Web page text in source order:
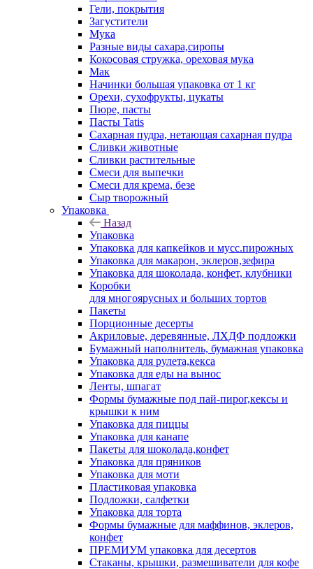
Гели, покрытия
Загустители
Мука
Разные виды сахара,сиропы
Кокосовая стружка, ореховая мука
Мак
Начинки большая упаковка от 1 кг
Орехи, сухофрукты, цукаты
Пюре, пасты
Пасты Tatis
Сахарная пудра, нетающая сахарная пудра
Сливки животные
Сливки растительные
Смеси для выпечки
Смеси для крема, безе
Сыр творожный
Упаковка
Назад
Упаковка
Упаковка для капкейков и мусс.пирожных
Упаковка для макарон, эклеров,зефира
Упаковка для шоколада, конфет, клубники
Коробки
для многоярусных и больших тортов
Пакеты
Порционные десерты
Акриловые, деревянные, ЛХДФ подложки
Бумажный наполнитель, бумажная упаковка
Упаковка для рулета,кекса
Упаковка для еды на вынос
Ленты, шпагат
Формы бумажные под пай-пирог,кексы и
крышки к ним
Упаковка для пиццы
Упаковка для канапе
Пакеты для шоколада,конфет
Упаковка для пряников
Упаковка для моти
Пластиковая упаковка
Подложки, салфетки
Упаковка для торта
Формы бумажные для маффинов, эклеров,
конфет
ПРЕМИУМ упаковка для десертов
Стаканы, крышки, размешиватели для кофе